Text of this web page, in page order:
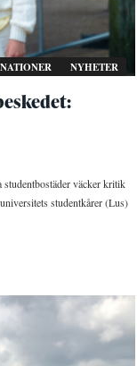
NATIONER NYHETER
studentbostäder väcker kritik
studentkårer (Lus)